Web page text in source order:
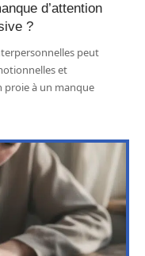
d’attention
?
peut
et
proie à un manque